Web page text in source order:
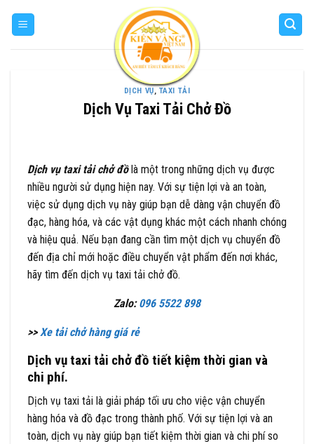
DỊCH VỤ, TAXI TẢI
Dịch Vụ Taxi Tải Chở Đồ
Dịch vụ taxi tải chở đồlà một trong những dịch vụ được
nhiều người sử dụng hiện nay. Với sự tiện lợi và an toàn,
việc sử dụng dịch vụ này giúp bạn dễ dàng vận chuyển đồ
đạc, hàng hóa, và các vật dụng khác một cách nhanh chóng
và hiệu quả. Nếu bạn đang cần tìm một dịch vụ chuyển đồ
đến địa chỉ mới hoặc điều chuyển vật phẩm đến nơi khác,
hãy tìm đến dịch vụ taxi tải chở đồ.
Zalo:096 5522 898
>> Xe tải chở hàng giá rẻ
Dịch vụ taxi tải chở đồ tiết kiệm thời gian và
chi phí.
Dịch vụ taxi tải là giải pháp tối ưu cho việc vận chuyển
hàng hóa và đồ đạc trong thành phố. Với sự tiện lợi và an
toàn, dịch vụ này giúp bạn tiết kiệm thời gian và chi phí so